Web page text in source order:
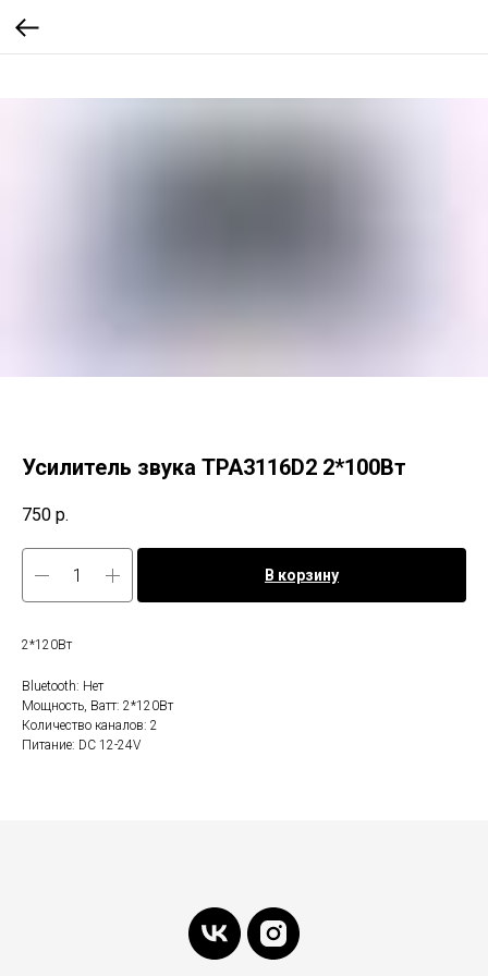
Усилитель звука TPA3116D2 2*100Вт
750 р.
В корзину
2*120Вт
Bluetooth: Нет
Мощность, Ватт: 2*120Вт
Количество каналов: 2
Питание: DC 12-24V